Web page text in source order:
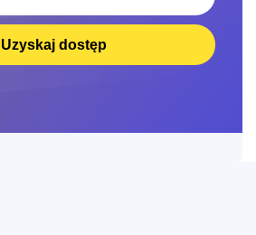
Uzyskaj dostęp